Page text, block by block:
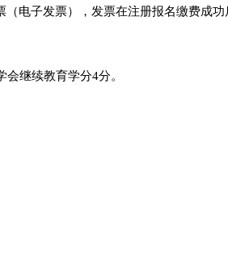
（电子发票），发票在注册报名缴费成
继续教育学分4分。